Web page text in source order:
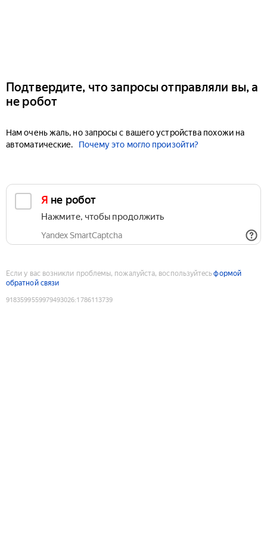
Подтвердите, что запросы отправляли вы, а
не робот
Нам очень жаль, но запросы с вашего устройства похожи на
автоматические.
Почему это могло произойти?
Я не робот
Нажмите, чтобы продолжить
Yandex SmartCaptcha
Если у вас возникли проблемы, пожалуйста, воспользуйтесьформой
обратной связи
9183599559979493026:1786113739